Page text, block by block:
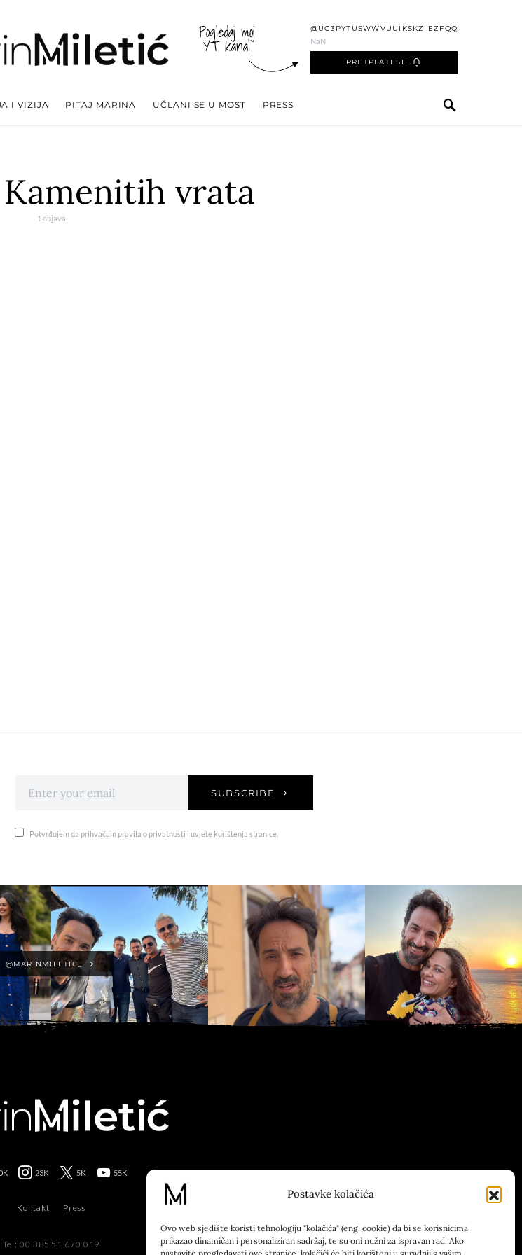
Postavke kolačića
Ovo web sjedište koristi tehnologiju "kolačića" (eng. cookie) da bi se korisnicima
prikazao dinamičan i personaliziran sadržaj, te su oni nužni za ispravan rad. Ako
Pogledaj moj
YT kanal
@UC3PYTUSWWVUUIKSKZ-EZFQQ
NaN
PRETPLATI SE
I VIZIJA PITAJ MARINA UČLANI SE U MOST PRESS
vrata
1 objava
SUBSCRIBE
Potvrđujem da prihvaćam pravila o privatnosti i uvjete korištenja stranice.
@MARINMILETIC_
23K 5K 55K
Kontakt Press
Tel: 00 385 51 670 019